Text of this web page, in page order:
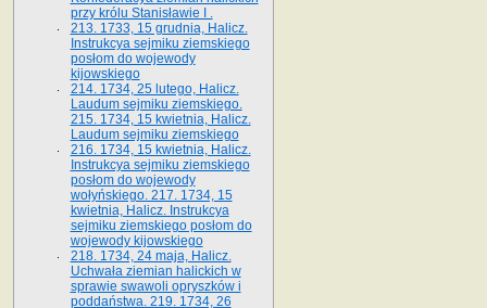
przy królu Stanisławie I .
213. 1733, 15 grudnia, Halicz.
Instrukcya sejmiku ziemskiego
posłom do wojewody
kijowskiego
214. 1734, 25 lutego, Halicz.
Laudum sejmiku ziemskiego.
215. 1734, 15 kwietnia, Halicz.
Laudum sejmiku ziemskiego
216. 1734, 15 kwietnia, Halicz.
Instrukcya sejmiku ziemskiego
posłom do wojewody
wołyńskiego. 217. 1734, 15
kwietnia, Halicz. Instrukcya
sejmiku ziemskiego posłom do
wojewody kijowskiego
218. 1734, 24 maja, Halicz.
Uchwała ziemian halickich w
sprawie swawoli opryszków i
poddaństwa. 219. 1734, 26